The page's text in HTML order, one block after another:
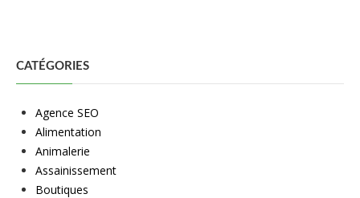
CATÉGORIES
Agence SEO
Alimentation
Animalerie
Assainissement
Boutiques